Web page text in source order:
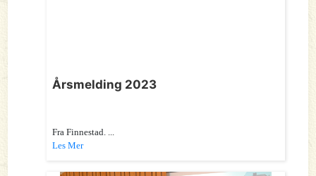
Årsmelding 2023
Fra Finnestad. ...
Les Mer